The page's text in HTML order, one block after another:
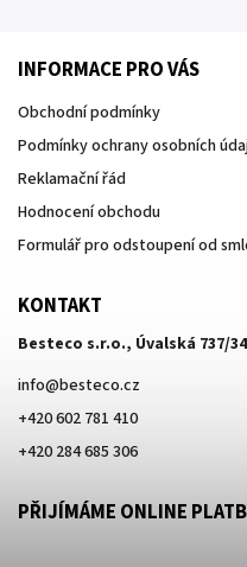
INFORMACE PRO VÁS
Obchodní podmínky
Podmínky ochrany osobních
Reklamační řád
Hodnocení obchodu
Formulář pro odstoupení od
KONTAKT
Besteco s.r.o., Úvalská 737/
info@besteco.cz
+420 602 781 410
+420 284 685 306
PŘIJÍMÁME ONLINE